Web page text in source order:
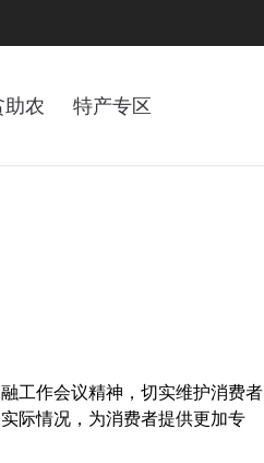
助农 特产专区
工作会议精神，切实维护消费者
际情况，为消费者提供更加专